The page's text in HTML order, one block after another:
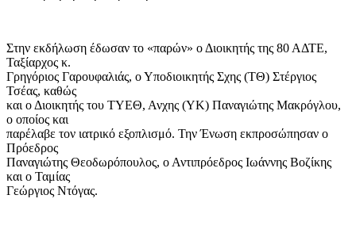
Στην εκδήλωση έδωσαν το «παρών» ο Διοικητής της 80 ΑΔΤΕ,
Ταξίαρχος κ.
Γρηγόριος Γαρουφαλιάς, ο Υποδιοικητής Σχης (ΤΘ) Στέργιος
Τσέας, καθώς
και ο Διοικητής του ΤΥΕΘ, Ανχης (ΥΚ) Παναγιώτης Μακρόγλου,
ο οποίος και
παρέλαβε τον ιατρικό εξοπλισμό. Την Ένωση εκπροσώπησαν ο
Πρόεδρος
Παναγιώτης Θεοδωρόπουλος, ο Αντιπρόεδρος Ιωάννης Βοζίκης
και ο Ταμίας
Γεώργιος Ντόγας.